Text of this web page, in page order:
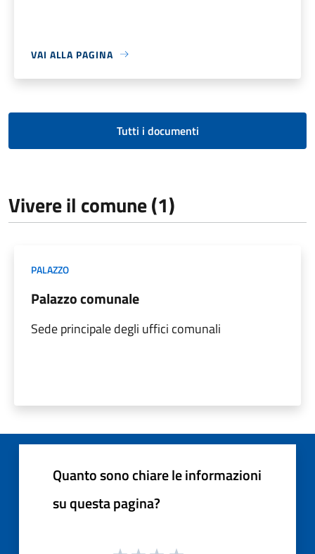
VAI ALLA PAGINA
Tutti i documenti
Vivere il comune (1)
PALAZZO
Palazzo comunale
Sede principale degli uffici comunali
Quanto sono chiare le informazioni
su questa pagina?